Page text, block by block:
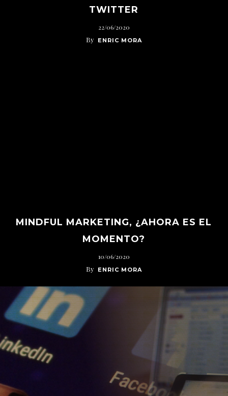
TWITTER
22/06/2020
By ENRIC MORA
MINDFUL MARKETING, ¿AHORA ES EL
MOMENTO?
10/06/2020
By ENRIC MORA